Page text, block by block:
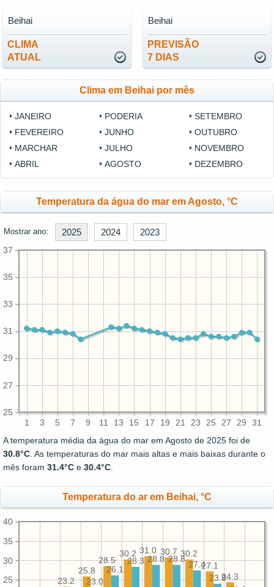
CLIMA
ATUAL
Beihai
PREVISÃO
7 DIAS
Beihai
Clima em Beihai por mês
JANEIRO
FEVEREIRO
MARCHAR
ABRIL
PODERIA
JUNHO
JULHO
AGOSTO
SETEMBRO
OUTUBRO
NOVEMBRO
DEZEMBRO
Temperatura da água do mar em Agosto, °C
Mostrar ano: 2025 2024 2023
1 3 5 7 9 11 13 15 17 19 21 23 25 27 29 31
25
27
29
31
33
35
37
A temperatura média da água do mar em Agosto de 2025 foi de
30.8°C. As temperaturas do mar mais altas e mais baixas durante o
mês foram 31.4°C e 30.4°C.
Temperatura do ar em Beihai, °C
25
30
35
40
24.3
27.1
30.2
30.7
31.0
30.2
28.5
25.8
23.2
23.9
27.4
28.8
28.8
28.3
26.1
23.0